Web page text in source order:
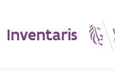
Inventaris